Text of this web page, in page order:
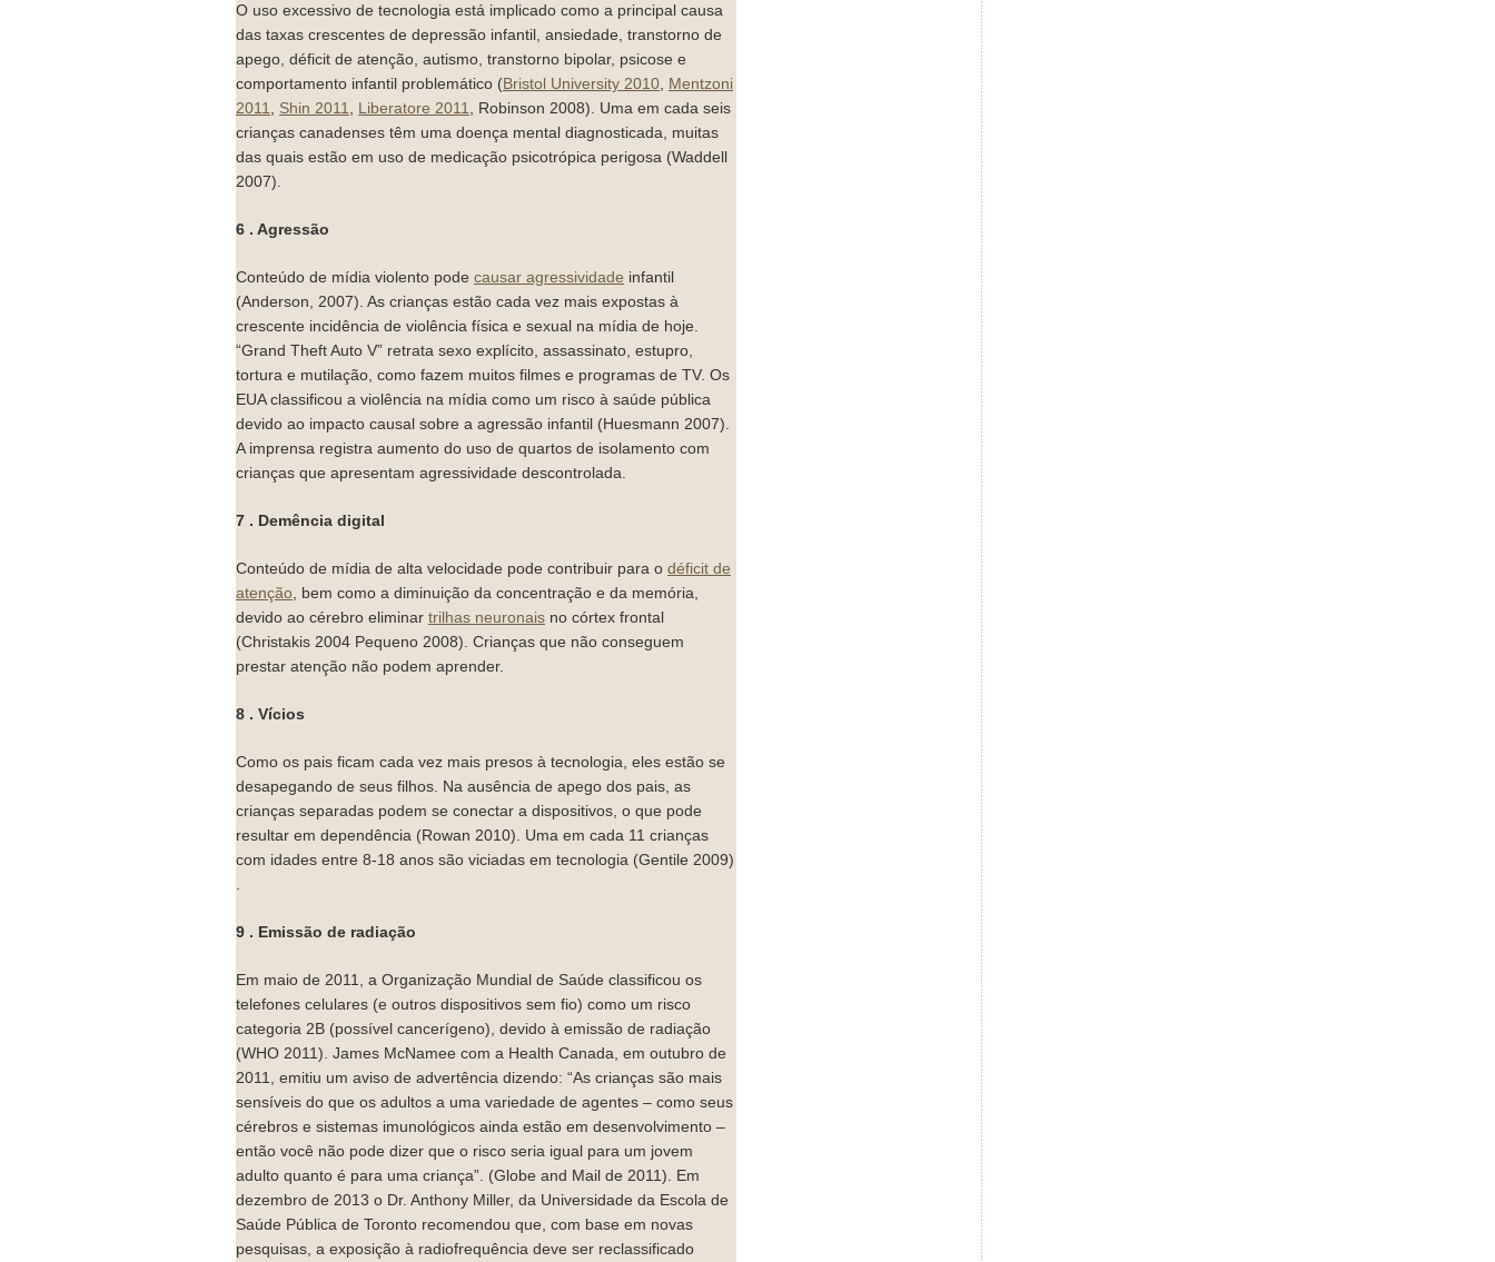
O uso excessivo de tecnologia está implicado como a principal causa
das taxas crescentes de depressão infantil, ansiedade, transtorno de
apego, déficit de atenção, autismo, transtorno bipolar, psicose e
comportamento infantil problemático (Bristol University 2010 Mentzoni
2011
Shin 2011 Liberatore 2011
, Robinson 2008). Uma em cada seis
crianças canadenses têm uma doença mental diagnosticada, muitas
das quais estão em uso de medicação psicotrópica perigosa (Waddell
2007).
6 . Agressão
Conteúdo de mídia violento pode causar agressividade infantil
(Anderson, 2007). As crianças estão cada vez mais expostas à
crescente incidência de violência física e sexual na mídia de hoje.
“Grand Theft Auto V” retrata sexo explícito, assassinato, estupro,
tortura e mutilação, como fazem muitos filmes e programas de TV. Os
EUA classificou a violência na mídia como um risco à saúde pública
devido ao impacto causal sobre a agressão infantil (Huesmann 2007).
A imprensa registra aumento do uso de quartos de isolamento com
crianças que apresentam agressividade descontrolada.
7 . Demência digital
Conteúdo de mídia de alta velocidade pode contribuir para o déficit de
atenção , bem como a diminuição da concentração e da memória,
devido ao cérebro eliminar trilhas neuronais no córtex frontal
(Christakis 2004 Pequeno 2008). Crianças que não conseguem
prestar atenção não podem aprender.
8 . Vícios
Como os pais ficam cada vez mais presos à tecnologia, eles estão se
desapegando de seus filhos. Na ausência de apego dos pais, as
crianças separadas podem se conectar a dispositivos, o que pode
resultar em dependência (Rowan 2010). Uma em cada 11 crianças
com idades entre 8-18 anos são viciadas em tecnologia (Gentile 2009)
9 . Emissão de radiação
Em maio de 2011, a Organização Mundial de Saúde classificou os
telefones celulares (e outros dispositivos sem fio) como um risco
categoria 2B (possível cancerígeno), devido à emissão de radiação
(WHO 2011). James McNamee com a Health Canada, em outubro de
2011, emitiu um aviso de advertência dizendo: “As crianças são mais
sensíveis do que os adultos a uma variedade de agentes – como seus
cérebros e sistemas imunológicos ainda estão em desenvolvimento –
então você não pode dizer que o risco seria igual para um jovem
adulto quanto é para uma criança”. (Globe and Mail de 2011). Em
dezembro de 2013 o Dr. Anthony Miller, da Universidade da Escola de
Saúde Pública de Toronto recomendou que, com base em novas
pesquisas, a exposição à radiofrequência deve ser reclassificado